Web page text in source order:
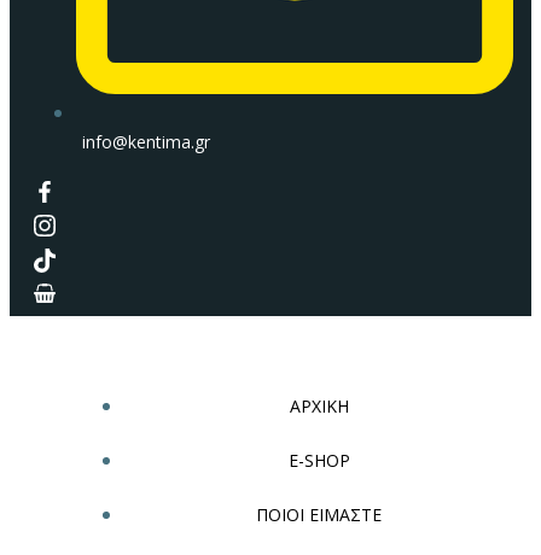
info@kentima.gr
ΑΡΧΙΚΗ
E-SHOP
ΠΟΙΟΙ ΕΙΜΑΣΤΕ